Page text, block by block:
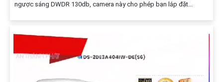
ngược sáng DWDR 130db, camera này cho phép bạn lắp đặt...